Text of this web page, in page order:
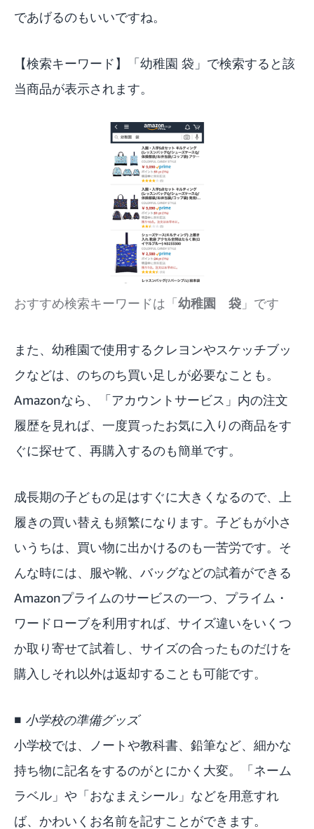
であげるのもいいですね。
【検索キーワード】「幼稚園 袋 」で検索すると該
当商品が表示されます。
おすすめ検索キーワードは「幼稚園 袋 」です
また、幼稚園で使用するクレヨンやスケッチブッ
クなどは、のちのち買い足しが必要なことも。
Amazonなら、「アカウントサービス 」内の注文
履歴を見れば、一度買ったお気に入りの商品をす
ぐに探せて、再購入するのも簡単です。
成長期の子どもの足はすぐに大きくなるので、上
履きの買い替えも頻繁になります。子どもが小さ
いうちは、買い物に出かけるのも一苦労です。そ
んな時には、服や靴、バッグなどの試着ができる
Amazonプライムのサービスの一つ、 プライム・
ワードローブを利用すれば、サイズ違いをいくつ
か取り寄せて試着し、サイズの合ったものだけを
購入しそれ以外は返却することも可能です。
■ 小学校の準備グッズ
小学校では、ノートや教科書、鉛筆など、細かな
持ち物に記名をするのがとにかく大変。「ネーム
ラベル」や「おなまえシール」などを用意すれ
ば、かわいくお名前を記すことができます。